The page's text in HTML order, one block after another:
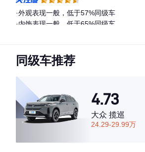
·外观表现一般，低于57%同级车
·内饰表现一般，低于65%同级车
同级车推荐
4.73
大众 揽巡
24.29-29.99万